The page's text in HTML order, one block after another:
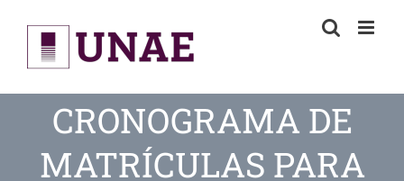
content
CRONOGRAMA DE
MATRÍCULAS PARA